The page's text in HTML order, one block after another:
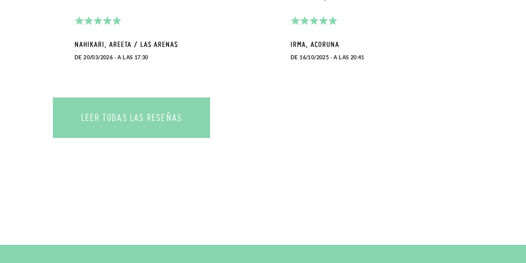
NAHIKARI, AREETA / LAS ARENAS
DE 20/03/2026 - A LAS 17:30
IRMA, ACORUNA
DE 16/10/2025 - A LAS 20:41
LEER TODAS LAS RESEÑAS